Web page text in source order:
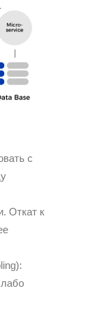
с
Откат к